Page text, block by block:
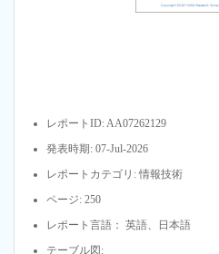
レポートID: AA07262129
発表時期: 07-Jul-2026
レポートカテゴリ: 情報技術
ページ: 250
レポート言語： 英語、日本語
テーブル図: